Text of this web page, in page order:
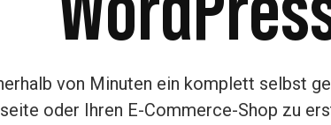
von Minuten ein komplett selbst
oder Ihren E-Commerce-Shop zu